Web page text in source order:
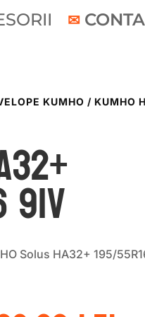
KUMHO / KUMHO
Solus HA32+ 195/